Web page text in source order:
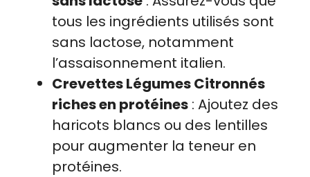
tous les ingrédients utilisés sont
sans lactose, notamment
l’assaisonnement italien.
Crevettes Légumes Citronnés
riches en protéines : Ajoutez des
haricots blancs ou des lentilles
pour augmenter la teneur en
protéines.